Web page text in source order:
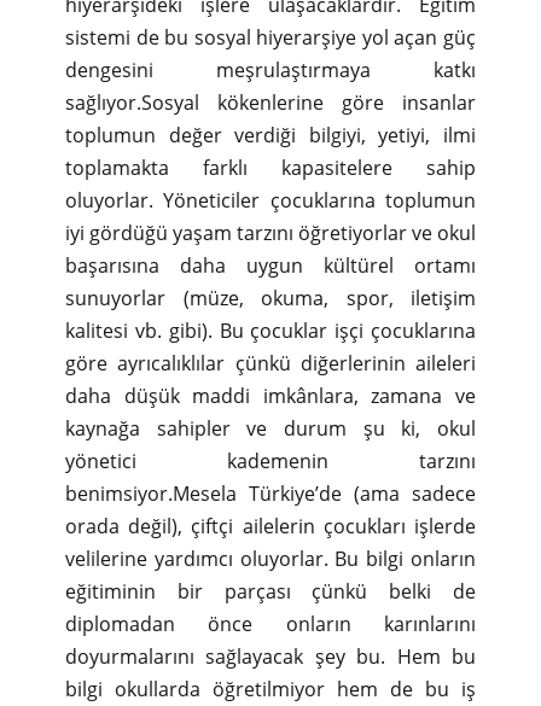
sistemi de bu sosyal hiyerarşiye yol açan güç
dengesini meşrulaştırmaya katkı
sağlıyor.Sosyal kökenlerine göre insanlar
toplumun değer verdiği bilgiyi, yetiyi, ilmi
toplamakta farklı kapasitelere sahip
oluyorlar. Yöneticiler çocuklarına toplumun
iyi gördüğü yaşam tarzını öğretiyorlar ve okul
başarısına daha uygun kültürel ortamı
sunuyorlar (müze, okuma, spor, iletişim
kalitesi vb. gibi). Bu çocuklar işçi çocuklarına
göre ayrıcalıklılar çünkü diğerlerinin aileleri
daha düşük maddi imkânlara, zamana ve
kaynağa sahipler ve durum şu ki, okul
yönetici kademenin tarzını
benimsiyor.Mesela Türkiye’de (ama sadece
orada değil), çiftçi ailelerin çocukları işlerde
velilerine yardımcı oluyorlar. Bu bilgi onların
eğitiminin bir parçası çünkü belki de
diplomadan önce onların karınlarını
doyurmalarını sağlayacak şey bu. Hem bu
bilgi okullarda öğretilmiyor hem de bu iş